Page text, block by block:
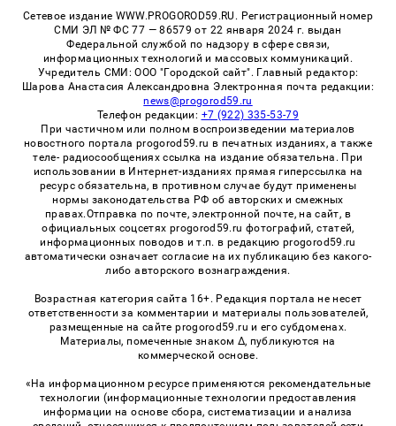
Сетевое издание WWW.PROGOROD59.RU. Регистрационный номер
СМИ ЭЛ № ФС 77 — 86579 от 22 января 2024 г. выдан
Федеральной службой по надзору в сфере связи,
информационных технологий и массовых коммуникаций.
Учредитель СМИ: ООО "Городской сайт". Главный редактор:
Шарова Анастасия Александровна Электронная почта редакции:
news@progorod59.ru
Телефон редакции: +7 (922) 335-53-79
При частичном или полном воспроизведении материалов
новостного портала progorod59.ru в печатных изданиях, а также
теле- радиосообщениях ссылка на издание обязательна. При
использовании в Интернет-изданиях прямая гиперссылка на
ресурс обязательна, в противном случае будут применены
нормы законодательства РФ об авторских и смежных
правах.Отправка по почте, электронной почте, на сайт, в
официальных соцсетях progorod59.ru фотографий, статей,
информационных поводов и т.п. в редакцию progorod59.ru
автоматически означает согласие на их публикацию без какого-
либо авторского вознаграждения.
Возрастная категория сайта 16+. Редакция портала не несет
ответственности за комментарии и материалы пользователей,
размещенные на сайте progorod59.ru и его субдоменах.
Материалы, помеченные знаком Δ, публикуются на
коммерческой основе.
«На информационном ресурсе применяются рекомендательные
технологии (информационные технологии предоставления
информации на основе сбора, систематизации и анализа